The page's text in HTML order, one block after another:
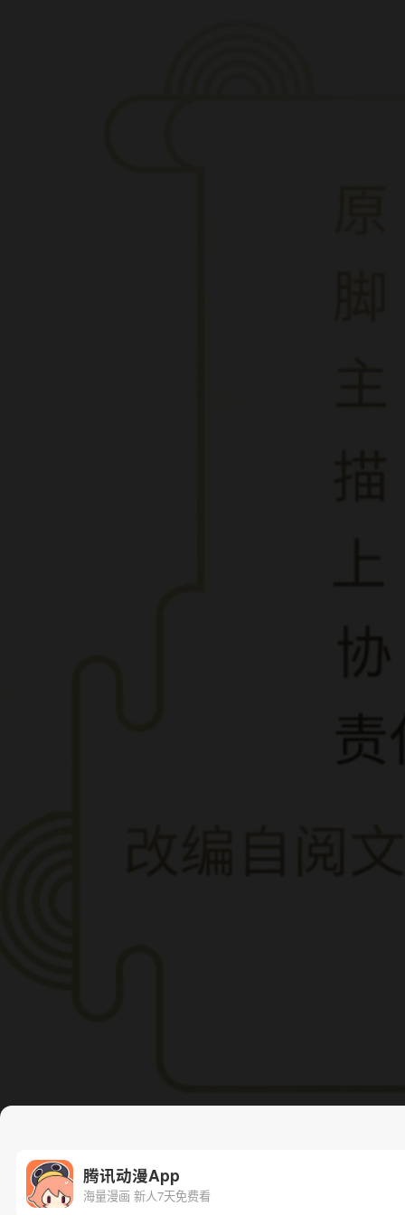
腾讯动漫App
海量漫画 新人7天免费看